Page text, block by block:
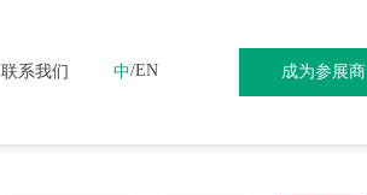
联系我们 中/EN 成为参展商